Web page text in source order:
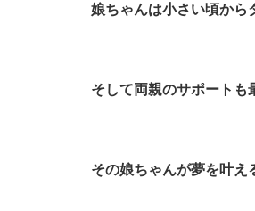
娘ちゃんは小さい頃から
そして両親のサポートも
その娘ちゃんが夢を叶え